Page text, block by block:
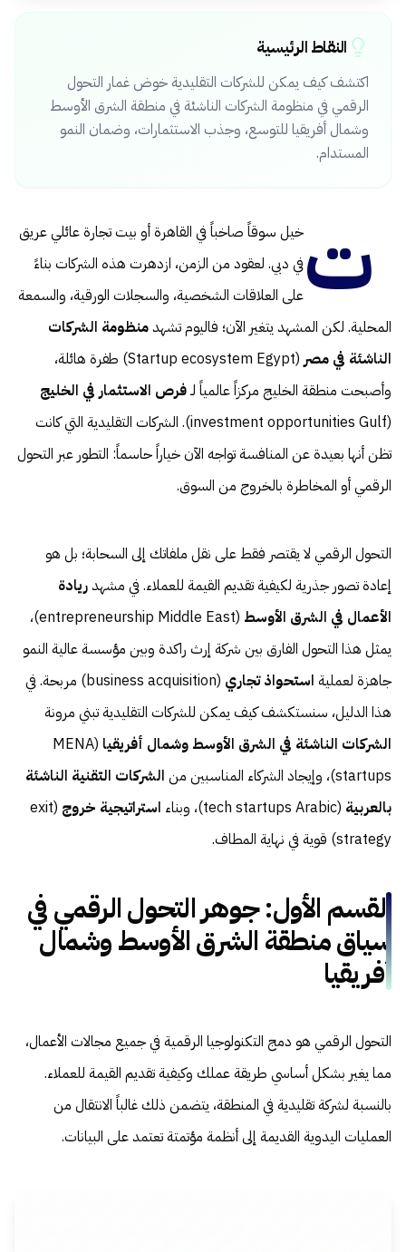
النقاط الرئيسية
اكتشف كيف يمكن للشركات التقليدية خوض غمار التحول
الرقمي في منظومة الشركات الناشئة في منطقة الشرق الأوسط
وشمال أفريقيا للتوسع، وجذب الاستثمارات، وضمان النمو
المستدام.
تخيل سوقاً صاخباً في القاهرة أو بيت تجارة عائلي عريق
في دبي. لعقود من الزمن، ازدهرت هذه الشركات بناءً
على العلاقات الشخصية، والسجلات الورقية، والسمعة
المحلية. لكن المشهد يتغير الآن؛ فاليوم تشهدمنظومة الشركات
الناشئة في مصر
(Startup ecosystem Egypt) طفرة هائلة،
وأصبحت منطقة الخليج مركزاً عالمياً لـفرص الاستثمار في الخليج
(investment opportunities Gulf). الشركات التقليدية التي كانت
تظن أنها بعيدة عن المنافسة تواجه الآن خياراً حاسماً: التطور عبر التحول
الرقمي أو المخاطرة بالخروج من السوق.
التحول الرقمي لا يقتصر فقط على نقل ملفاتك إلى السحابة؛ بل هو
إعادة تصور جذرية لكيفية تقديم القيمة للعملاء. في مشهدريادة
الأعمال في الشرق الأوسط
(entrepreneurship Middle East)،
يمثل هذا التحول الفارق بين شركة إرث راكدة وبين مؤسسة عالية النمو
جاهزة لعملية استحواذ تجاري
(business acquisition) مربحة. في
هذا الدليل، سنستكشف كيف يمكن للشركات التقليدية تبني مرونة
الشركات الناشئة في الشرق الأوسط وشمال أفريقيا (MENA
startups)، وإيجاد الشركاء المناسبين من
الشركات التقنية الناشئة
بالعربية (tech startups Arabic)، وبناء استراتيجية خروج (exit
strategy) قوية في نهاية المطاف.
القسم الأول: جوهر التحول الرقمي في
سياق منطقة الشرق الأوسط وشمال
أفريقيا
التحول الرقمي هو دمج التكنولوجيا الرقمية في جميع مجالات الأعمال،
مما يغير بشكل أساسي طريقة عملك وكيفية تقديم القيمة للعملاء.
بالنسبة لشركة تقليدية في المنطقة، يتضمن ذلك غالباً الانتقال من
العمليات اليدوية القديمة إلى أنظمة مؤتمتة تعتمد على البيانات.